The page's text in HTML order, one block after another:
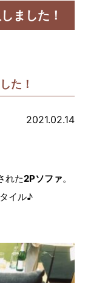
ました！
た！
2021.02.14
れた2Pソファ。
イル♪